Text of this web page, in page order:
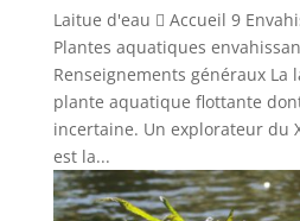
Laitue d'eau  Accueil 9
Plantes aquatiques
Renseignements généraux La
plante aquatique flottante
incertaine. Un explorateur du
est la...